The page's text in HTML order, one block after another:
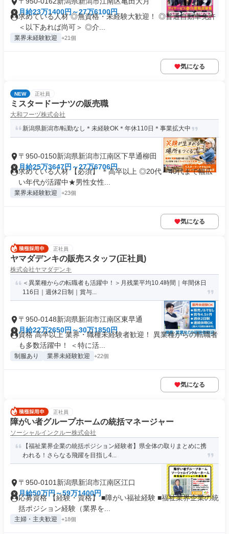
月給23万1400円～27万6100円
求めている人材 ◎無資格・未経験大歓迎！ ◎普通自動車免許
＜以下あれば尚可＞ ◎介...
業界未経験歓迎 +21個
気になる
NEW 正社員
ミスタードーナツの販売職
大和フーヅ株式会社
新潟県新潟市/転勤なし＊未経験OK＊年休110日＊事業拡大中
〒950-0150新潟県新潟市江南区下早通柳田
月給25万3647円～27万6706円
求めている人材 【必須】 ＊高卒以上 ◎20代～40代まで幅広
い年代が活躍中★男性女性...
業界未経験歓迎 +23個
気になる
正社員
ヤマダデンキの販売スタッフ(正社員)
株式会社ヤマダデンキ
＜異業種からの転職者も活躍中！＞月残業平均10.4時間｜年間休日
116日｜週休2日制｜賞与...
〒950-0148新潟県新潟市江南区東早通
月給22万2650円～30万1850円
資格 高卒以上 業界・職種未経験者歓迎！ 異業種からの転職者
も多数活躍中！ ＜特に活...
制服あり 業界未経験歓迎 +22個
気になる
正社員
障がい者グループホームの統括マネージャー
ソーシャルインクルー株式会社
【福祉業界企業の統括ポジション経験者】県全体の取りまとめに携
われる！さらなる飛躍を目指し4...
〒950-0101新潟県新潟市江南区江口
月給50万円～59万1400円
応募資格 【経験・資格】 ■障がい福祉経験 ■福祉業界企業の統
括ポジション経験（業界を...
主婦・主夫歓迎 +18個